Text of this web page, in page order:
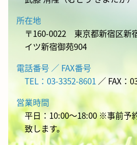
所在地
〒160-0022 東京都新宿区新
イツ新宿御苑904
電話番号 ／ FAX番号
TEL：03-3352-8601 ／ FAX：
営業時間
平日：10:00～18:00 ※事前予
致します。